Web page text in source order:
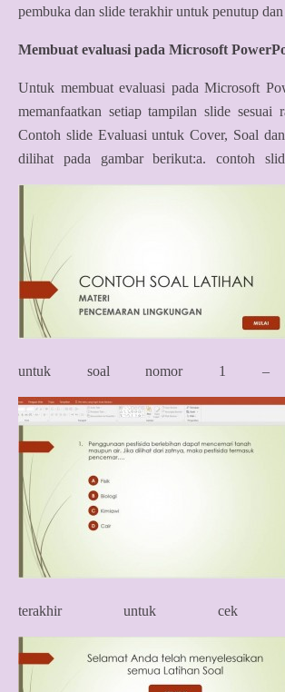
pembuka dan slide terakhir untuk penutup
Membuat evaluasi pada Microsoft
Untuk membuat evaluasi pada Microsoft
memanfaatkan setiap tampilan slide sesuai
Contoh slide Evaluasi untuk Cover, Soal
dilihat pada gambar berikut:a. contoh
untuk soal nomor 1 –
terakhir untuk